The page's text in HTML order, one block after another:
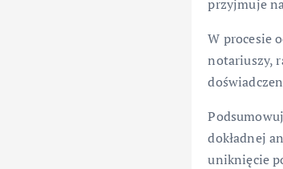
przyjmuje
W procesie
notariuszy,
dokładnej
uniknięcie